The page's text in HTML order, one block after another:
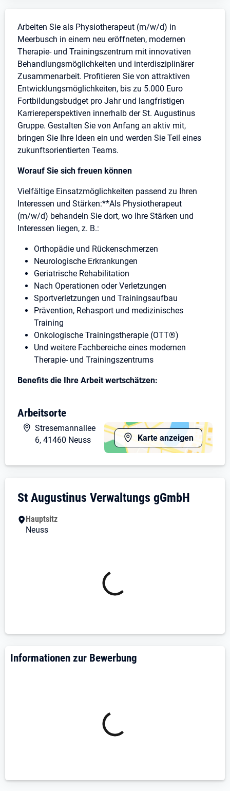
Stellenbeschreibung
Arbeiten Sie als Physiotherapeut (m/w/d) in
Meerbusch in einem neu eröffneten, modernen
Therapie- und Trainingszentrum mit innovativen
Behandlungsmöglichkeiten und interdisziplinärer
Zusammenarbeit. Profitieren Sie von attraktiven
Entwicklungsmöglichkeiten, bis zu 5.000 Euro
Fortbildungsbudget pro Jahr und langfristigen
Karriereperspektiven innerhalb der St. Augustinus
Gruppe. Gestalten Sie von Anfang an aktiv mit,
bringen Sie Ihre Ideen ein und werden Sie Teil eines
zukunftsorientierten Teams.
Worauf Sie sich freuen können
Vielfältige Einsatzmöglichkeiten passend zu Ihren
Interessen und Stärken:**Als Physiotherapeut
(m/w/d) behandeln Sie dort, wo Ihre Stärken und
Interessen liegen, z. B.:
Orthopädie und Rückenschmerzen
Neurologische Erkrankungen
Geriatrische Rehabilitation
Nach Operationen oder Verletzungen
Sportverletzungen und Trainingsaufbau
Prävention, Rehasport und medizinisches
Training
Onkologische Trainingstherapie (OTT®)
Und weitere Fachbereiche eines modernen
Therapie- und Trainingszentrums
Benefits die Ihre Arbeit wertschätzen:
Bis zu 5.000 Euro jährlich für Fort- und
Weiterbildungen
Betriebliche Altersvorsorge
Corporate Benefits bei zahlreichen Marken
Teilzeit
Trainingsbereich
Abgeschlossene Ausbildung oder Studium als
Arbeitsweise
Interesse an moderner Physiotherapie und
Fortbildungen, z. B. in manueller Therapie oder
medizinischem Training
Arbeitsorte
Karte anzeigen
Stresemannallee
6, 41460 Neuss
Unternehmensdarstellung: St Augustinus
St Augustinus Verwaltungs gGmbH
Hauptsitz
Neuss
Informationen zur Bewerbung